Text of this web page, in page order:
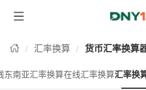
台湾
汇率换算 货币汇率换算
东南亚汇率换算在线汇率换算汇率换